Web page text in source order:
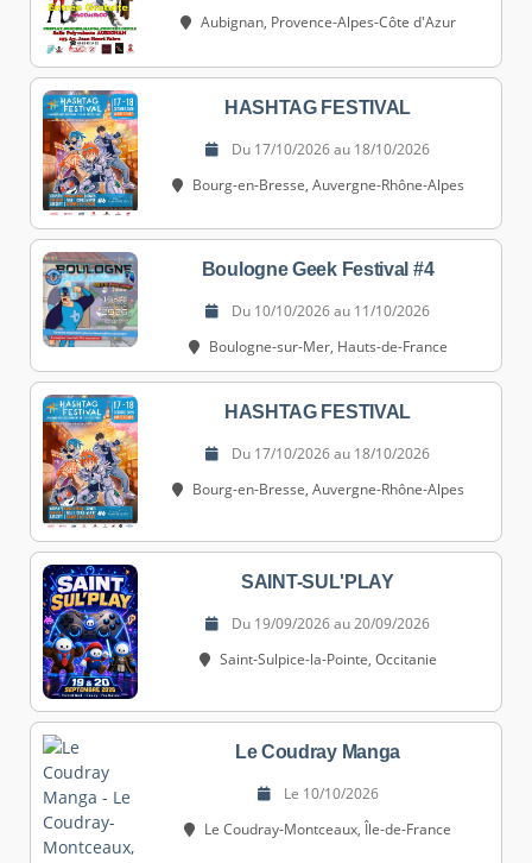
Aubignan, Provence-Alpes-Côte d'Azur
HASHTAG FESTIVAL
Du 17/10/2026 au 18/10/2026
Bourg-en-Bresse, Auvergne-Rhône-Alpes
Boulogne Geek Festival #4
Du 10/10/2026 au 11/10/2026
Boulogne-sur-Mer, Hauts-de-France
HASHTAG FESTIVAL
Du 17/10/2026 au 18/10/2026
Bourg-en-Bresse, Auvergne-Rhône-Alpes
SAINT-SUL'PLAY
Du 19/09/2026 au 20/09/2026
Saint-Sulpice-la-Pointe, Occitanie
Le Coudray Manga
Le 10/10/2026
Le Coudray-Montceaux, Île-de-France